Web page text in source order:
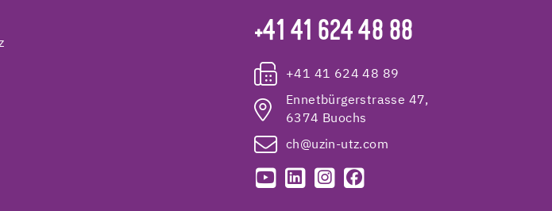
+41 41 624 48 88
+41 41 624 48 89
Ennetbürgerstrasse 47,
6374 Buochs
ch@uzin-utz.com